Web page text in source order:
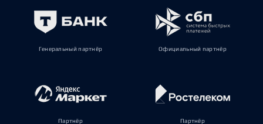
Генеральный партнёр Официальный партнёр
Партнёр Партнёр